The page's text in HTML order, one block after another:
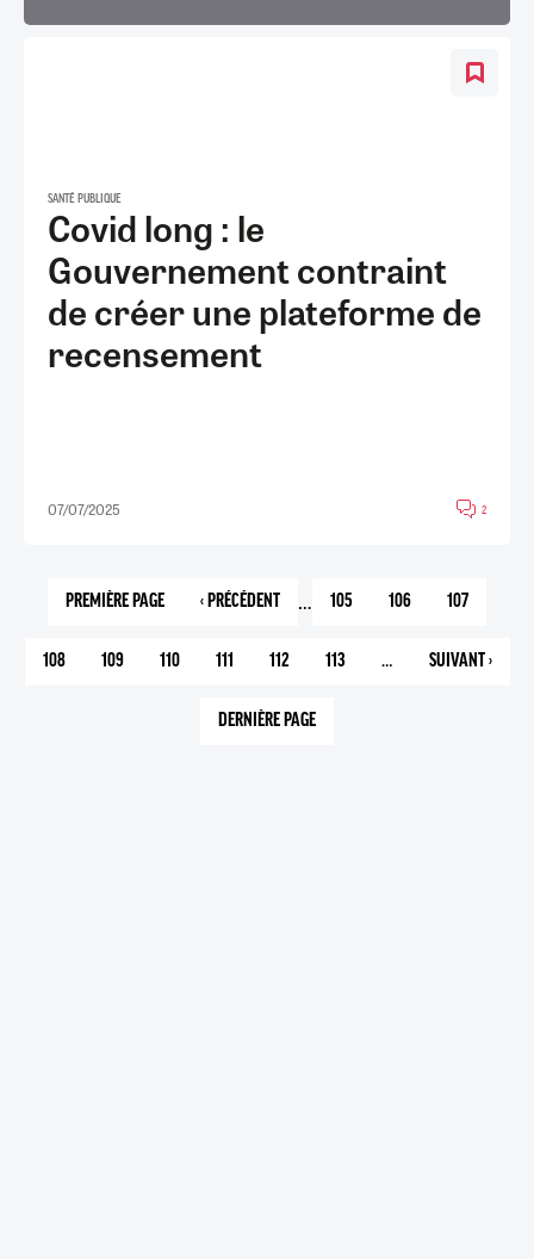
SANTÉ PUBLIQUE
Covid long : le
Gouvernement contraint
de créer une plateforme de
recensement
07/07/2025 2
PREMIÈRE PAGE
1
PAGE
‹ PRÉCÉDENT … PAGE
105 PAGE
106 PAGE
107
PAGE
108
PAGE
109 PAGE
110 PAGE
111 PAGE
112 PAGE
113 …
PAGE
SUIVANT ›
DERNIÈRE PAGE
1089